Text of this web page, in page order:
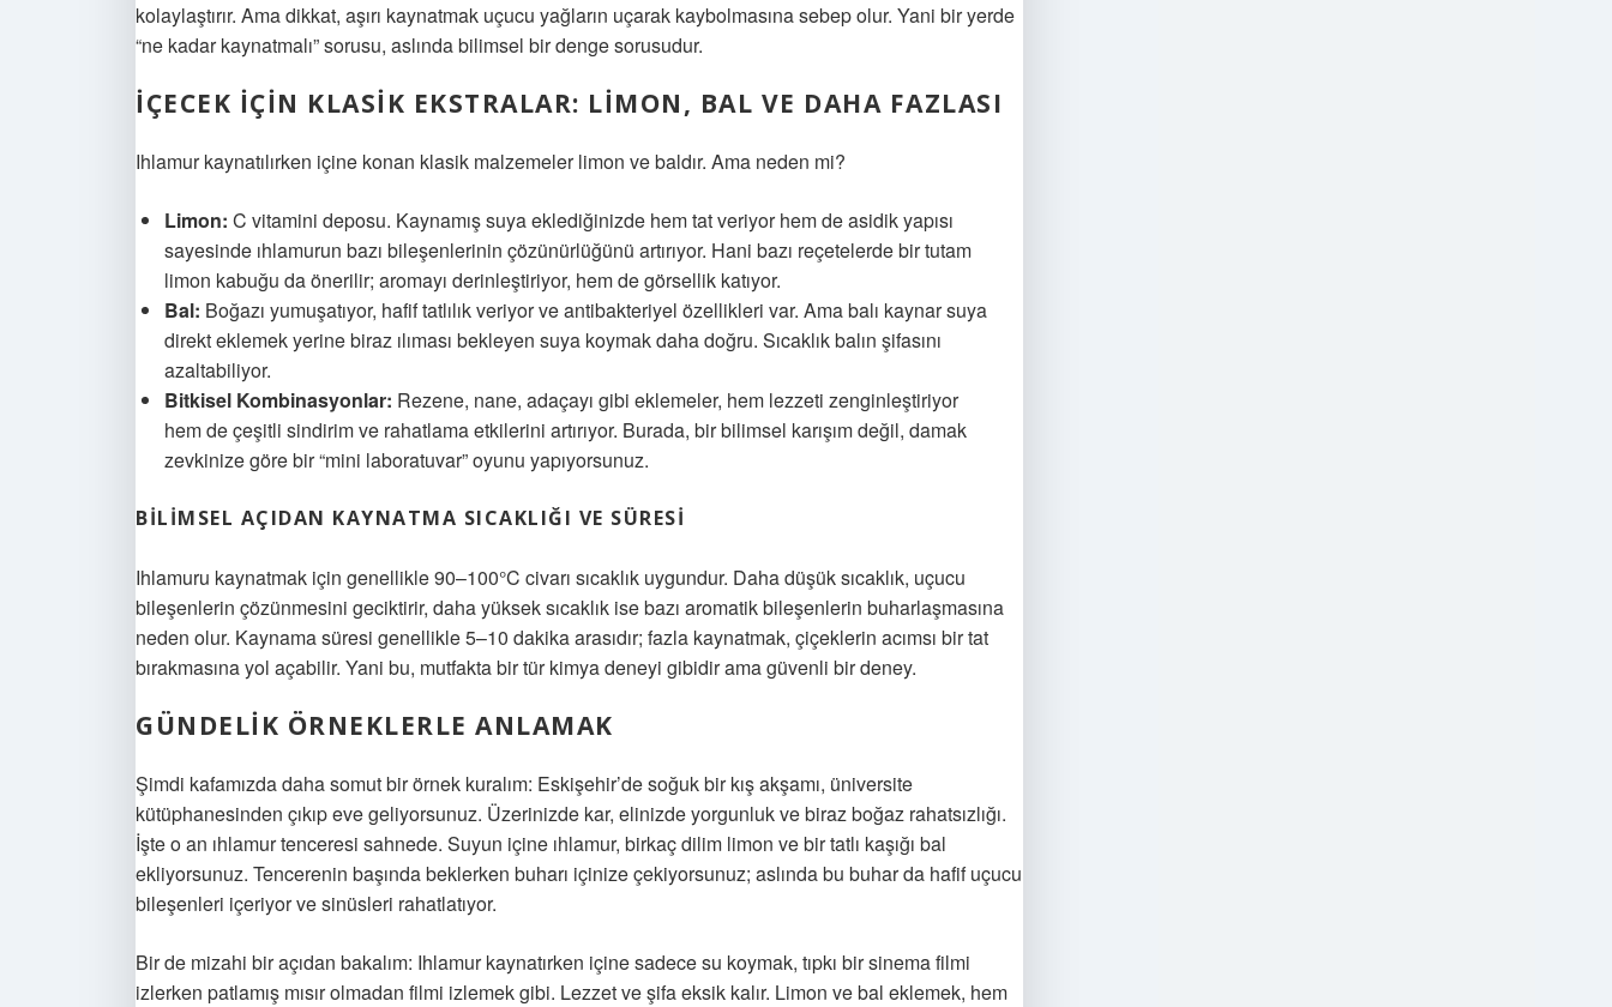
kolaylaştırır. Ama dikkat, aşırı kaynatmak uçucu yağların uçarak kaybolmasına sebep olur. Yani bir yerde
“ne kadar kaynatmalı” sorusu, aslında bilimsel bir denge sorusudur.
İÇECEK İÇIN KLASIK EKSTRALAR: LIMON, BAL VE DAHA FAZLASI
Ihlamur kaynatılırken içine konan klasik malzemeler limon ve baldır. Ama neden mi?
Limon: C vitamini deposu. Kaynamış suya eklediğinizde hem tat veriyor hem de asidik yapısı
sayesinde ıhlamurun bazı bileşenlerinin çözünürlüğünü artırıyor. Hani bazı reçetelerde bir tutam
limon kabuğu da önerilir; aromayı derinleştiriyor, hem de görsellik katıyor.
Bal: Boğazı yumuşatıyor, hafif tatlılık veriyor ve antibakteriyel özellikleri var. Ama balı kaynar suya
direkt eklemek yerine biraz ılıması bekleyen suya koymak daha doğru. Sıcaklık balın şifasını
azaltabiliyor.
Bitkisel Kombinasyonlar: Rezene, nane, adaçayı gibi eklemeler, hem lezzeti zenginleştiriyor
hem de çeşitli sindirim ve rahatlama etkilerini artırıyor. Burada, bir bilimsel karışım değil, damak
zevkinize göre bir “mini laboratuvar” oyunu yapıyorsunuz.
BILIMSEL AÇIDAN KAYNATMA SICAKLIĞI VE SÜRESI
Ihlamuru kaynatmak için genellikle 90–100°C civarı sıcaklık uygundur. Daha düşük sıcaklık, uçucu
bileşenlerin çözünmesini geciktirir, daha yüksek sıcaklık ise bazı aromatik bileşenlerin buharlaşmasına
neden olur. Kaynama süresi genellikle 5–10 dakika arasıdır; fazla kaynatmak, çiçeklerin acımsı bir tat
bırakmasına yol açabilir. Yani bu, mutfakta bir tür kimya deneyi gibidir ama güvenli bir deney.
GÜNDELIK ÖRNEKLERLE ANLAMAK
Şimdi kafamızda daha somut bir örnek kuralım: Eskişehir’de soğuk bir kış akşamı, üniversite
kütüphanesinden çıkıp eve geliyorsunuz. Üzerinizde kar, elinizde yorgunluk ve biraz boğaz rahatsızlığı.
İşte o an ıhlamur tenceresi sahnede. Suyun içine ıhlamur, birkaç dilim limon ve bir tatlı kaşığı bal
ekliyorsunuz. Tencerenin başında beklerken buharı içinize çekiyorsunuz; aslında bu buhar da hafif uçucu
bileşenleri içeriyor ve sinüsleri rahatlatıyor.
Bir de mizahi bir açıdan bakalım: Ihlamur kaynatırken içine sadece su koymak, tıpkı bir sinema filmi
izlerken patlamış mısır olmadan filmi izlemek gibi. Lezzet ve şifa eksik kalır. Limon ve bal eklemek, hem